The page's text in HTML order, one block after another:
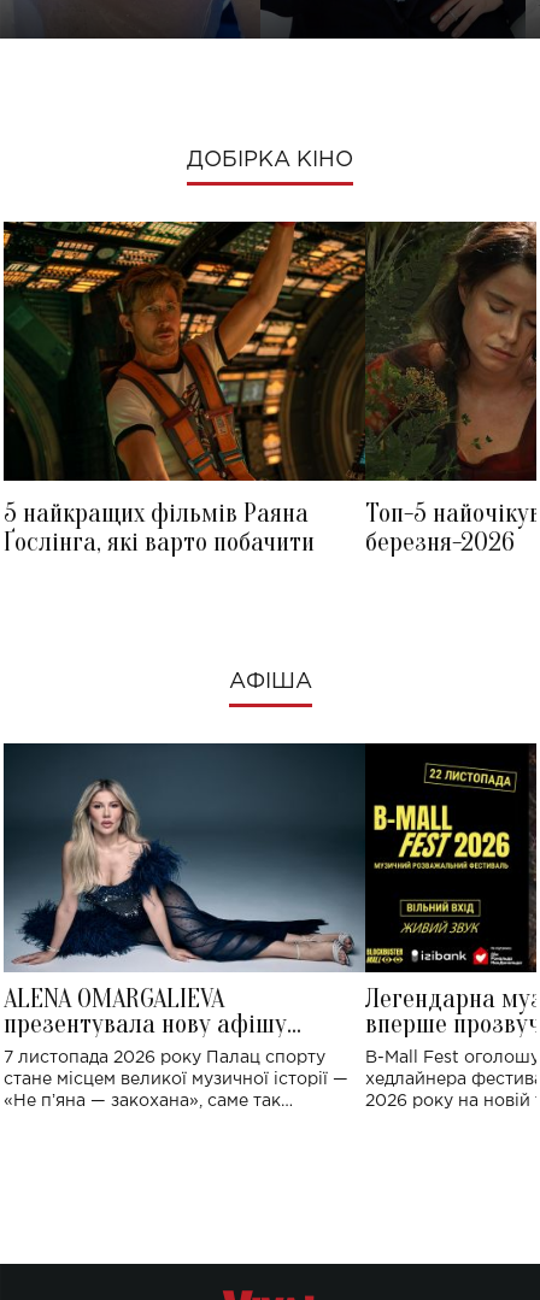
ДОБІРКА КІНО
5 найкращих фільмів Раяна
Ґослінга, які варто побачити
Топ-5
березня-2026
АФІША
ALENA OMARGALIEVA
презентувала нову афішу
великого концерту в Палаці
спорту
7 листопада 2026 року Палац спорту
стане місцем великої музичної історії —
«Не пʼяна — закохана», саме так
Легендарна
вперше
Україні: де
B-Mall Fest
хедлайнера
2026 року на новій